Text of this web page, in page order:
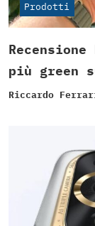
Prodotti
più green
Riccardo